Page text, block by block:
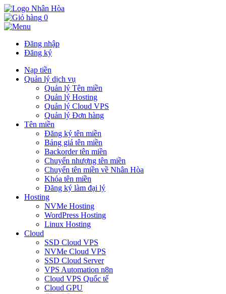
0
Đăng nhập
Đăng ký
Nạp tiền
Quản lý dịch vụ
Quản lý Tên miền
Quản lý Hosting
Quản lý Cloud VPS
Quản lý Đơn hàng
Tên miền
Đăng ký tên miền
Bảng giá tên miền
Backorder tên miền
Chuyển nhượng tên miền
Chuyển tên miền về Nhân Hòa
Khóa tên miền
Đăng ký làm đại lý
Hosting
NVMe Hosting
WordPress Hosting
Linux Hosting
Cloud
SSD Cloud VPS
NVMe Cloud VPS
SSD Cloud Server
VPS Automation n8n
Cloud VPS Quốc tế
Cloud GPU